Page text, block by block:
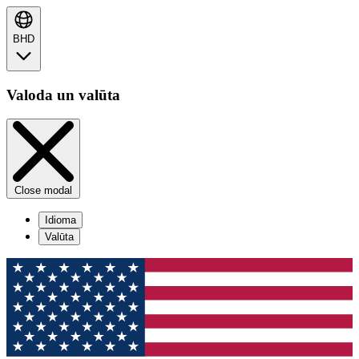
BHD
Valoda un valūta
Close modal
Idioma
Valūta